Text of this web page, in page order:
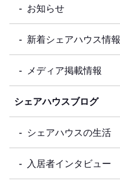
お知らせ
新着シェアハウス情報
メディア掲載情報
シェアハウスブログ
シェアハウスの生活
入居者インタビュー